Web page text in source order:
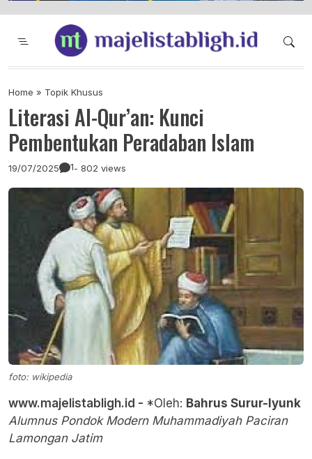
Majelis Tabligh Muhammadiyah
Syiar Dakwah Islam Berkemajuan dan
Home » Topik Khusus
Literasi Al-Qur’an: Kunci
Pembentukan Peradaban Islam
19/07/2025 1- 802 views
foto: wikipedia
www.majelistabligh.id - *Oleh: Bahrus Surur-Iyunk
Alumnus Pondok Modern Muhammadiyah Paciran
Lamongan Jatim